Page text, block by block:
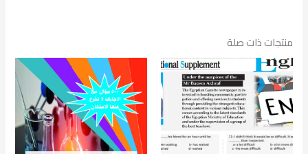
منتجات ذات صلة